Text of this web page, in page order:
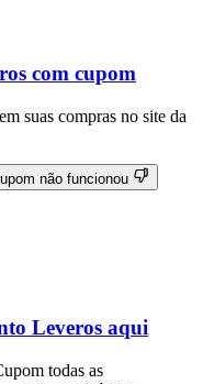
com cupom
suas compras no site da
não funcionou
Leveros aqui
todas as